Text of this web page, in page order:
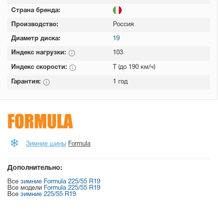
Страна бренда:
Производство: Россия
Диаметр диска: 19
Индекс нагрузки: 103
Индекс скорости: T (до 190 км/ч)
Гарантия: 1 год
Зимние шины Formula
Дополнительно:
Все зимние Formula 225/55 R19
Все модели Formula 225/55 R19
Все зимние 225/55 R19